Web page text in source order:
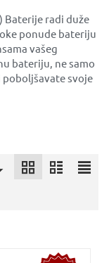
Baterije radi duže
ponude bateriju
vašeg
bateriju, ne samo
poboljšavate svoje